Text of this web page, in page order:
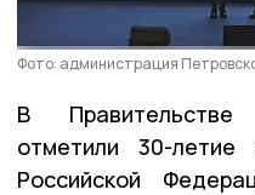
Фото: администрация
В Правительстве
отметили 30-летие
Российской